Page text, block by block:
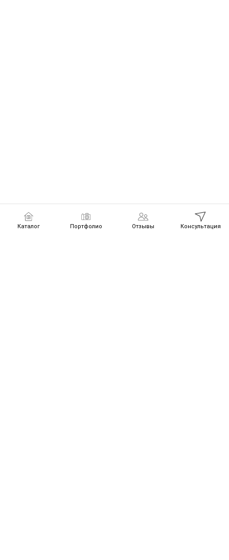
Каталог Портфолио Отзывы Консультация